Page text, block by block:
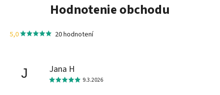
Hodnotenie obchodu
5,0 20 hodnotení
J Jana H
9.3.2026